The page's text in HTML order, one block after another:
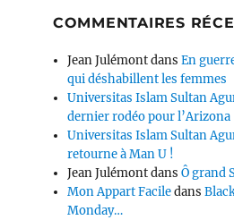
COMMENTAIRES
Jean JulémontdansEn
qui déshabillent les femmes
Universitas Islam Sultan
dernier rodéo pour l’Arizona
Universitas Islam Sultan
retourne à Man U !
Jean JulémontdansÔ grand
Mon Appart Faciledans
Monday…